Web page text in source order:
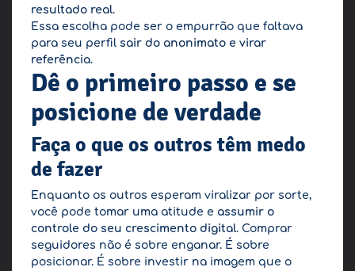
resultado real.
Essa escolha pode ser o empurrão que faltava
para seu perfil sair do anonimato e virar
referência.
Dê o primeiro passo e se
posicione de verdade
Faça o que os outros têm medo
de fazer
Enquanto os outros esperam viralizar por sorte,
você pode tomar uma atitude e assumir o
controle do seu crescimento digital. Comprar
seguidores não é sobre enganar. É sobre
posicionar. É sobre investir na imagem que o